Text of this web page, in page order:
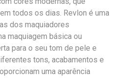
todos os dias. Revlon é uma
dos maquiadores
maquiagem básica ou
para o seu tom de pele e
tons, acabamentos e
uma aparência